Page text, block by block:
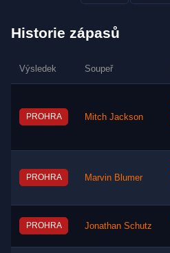
Historie zápasů
Výsledek Soupeř
PROHRA Mitch Jackson
PROHRA Marvin Blumer
PROHRA Jonathan Schutz